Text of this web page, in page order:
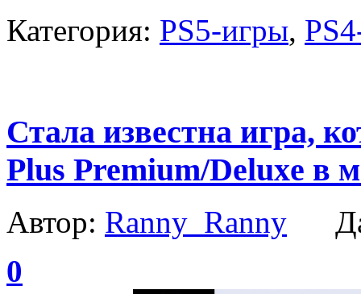
Категория: PS5-игры,
Стала известна игра,
Plus Premium/Deluxe в
Автор: Ranny_Ranny
0